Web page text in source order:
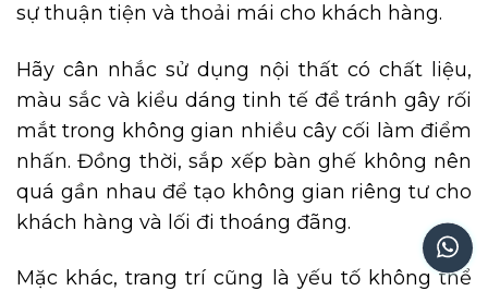
sự thuận tiện và thoải mái cho khách hàng.
Hãy cân nhắc sử dụng nội thất có chất liệu,
màu sắc và kiểu dáng tinh tế để tránh gây rối
mắt trong không gian nhiều cây cối làm điểm
nhấn. Đồng thời, sắp xếp bàn ghế không nên
quá gần nhau để tạo không gian riêng tư cho
khách hàng và lối đi thoáng đãng.
Mặc khác, trang trí cũng là yếu tố không thể